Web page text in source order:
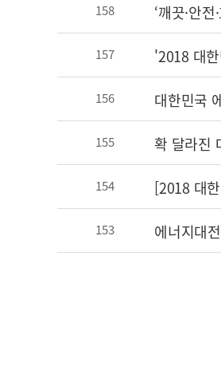
158 ‘깨끗·안
157 '2018 대
156 대한민국
155 확 달라진
154 [2018 대
153 에너지대